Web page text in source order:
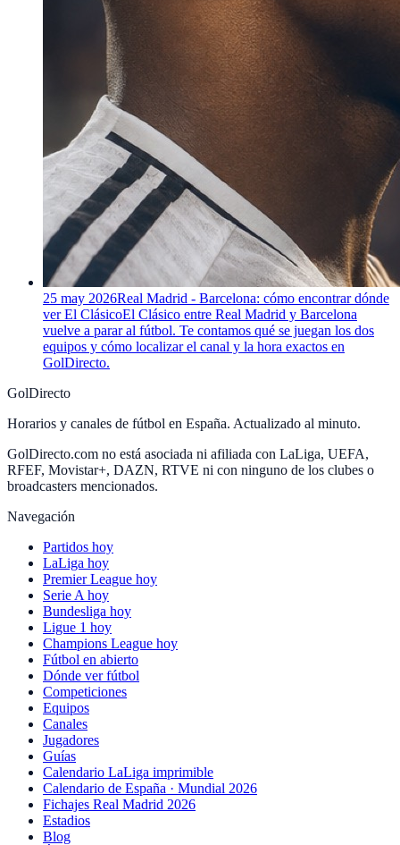
25 may 2026Real Madrid - Barcelona: cómo encontrar dónde
ver El ClásicoEl Clásico entre Real Madrid y Barcelona
vuelve a parar al fútbol. Te contamos qué se juegan los dos
equipos y cómo localizar el canal y la hora exactos en
GolDirecto.
GolDirecto
Horarios y canales de fútbol en España. Actualizado al minuto.
GolDirecto.com no está asociada ni afiliada con LaLiga, UEFA,
RFEF, Movistar+, DAZN, RTVE ni con ninguno de los clubes o
broadcasters mencionados.
Navegación
Partidos hoy
LaLiga hoy
Premier League hoy
Serie A hoy
Bundesliga hoy
Ligue 1 hoy
Champions League hoy
Fútbol en abierto
Dónde ver fútbol
Competiciones
Equipos
Canales
Jugadores
Guías
Calendario LaLiga imprimible
Calendario de España · Mundial 2026
Fichajes Real Madrid 2026
Estadios
Blog